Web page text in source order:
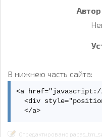
В нижнею часть сайта:
<a
<div
  </a>
Отредактировано